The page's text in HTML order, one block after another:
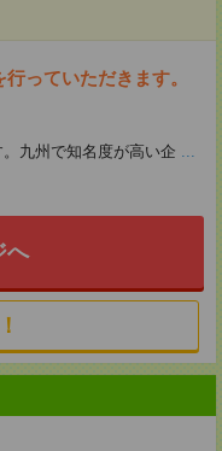
っていただきます。
九州で知名度が高い企 ...
へ